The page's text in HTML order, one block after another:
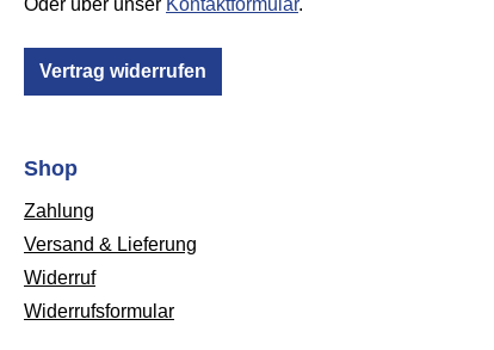
Oder über unser Kontaktformular.
Vertrag widerrufen
Shop
Zahlung
Versand & Lieferung
Widerruf
Widerrufsformular